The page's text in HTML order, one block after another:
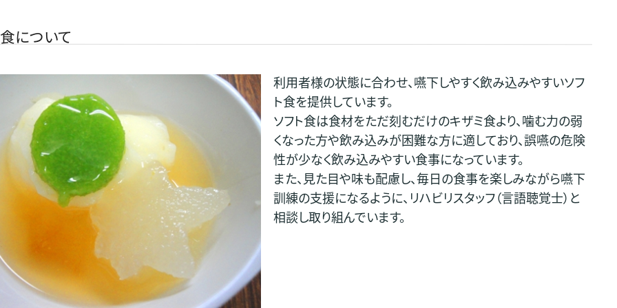
について
利用者様の状態に合わせ、嚥下しやすく飲み込みやすいソフ
ト食を提供しています。
ソフト食は食材をただ刻むだけのキザミ食より、噛む力の弱
くなった方や飲み込みが困難な方に適しており、誤嚥の危険
性が少なく飲み込みやすい食事になっています。
また、見た目や味も配慮し、毎日の食事を楽しみながら嚥下
訓練の支援になるように、リハビリスタッフ（言語聴覚士）と
相談し取り組んでいます。